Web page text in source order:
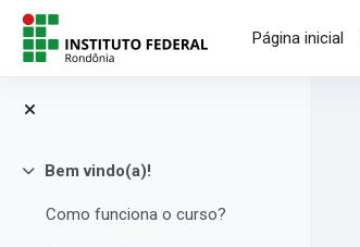
Ir para o conteúdo principal
Página inicial
Contrair
Bem vindo(a)!
Como funciona o curso?